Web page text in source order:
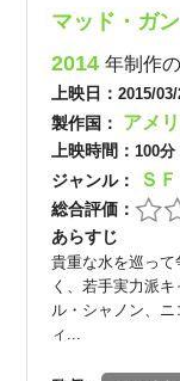
マッド・ガ
2014年制作
上映日：2015/
製作国： アメ
上映時間： 100分
ジャンル： Ｓ
総合評価：
あらすじ
貴重な水を巡っ
く、若手実力派
ル・シャノン、
ィ...